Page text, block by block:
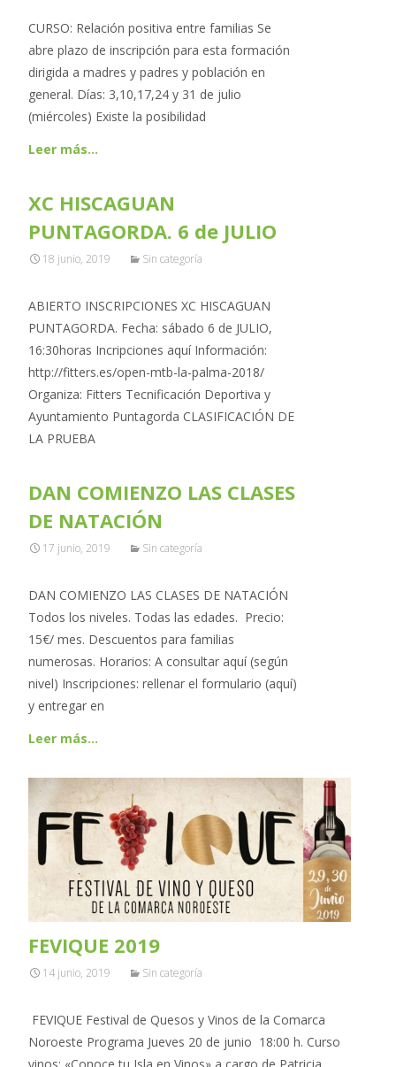
CURSO: Relación positiva entre familias Se
abre plazo de inscripción para esta formación
dirigida a madres y padres y población en
general. Días: 3,10,17,24 y 31 de julio
(miércoles) Existe la posibilidad
Leer más…
XC HISCAGUAN
PUNTAGORDA. 6 de JULIO
18 junio, 2019 Sin categoría
ABIERTO INSCRIPCIONES XC HISCAGUAN
PUNTAGORDA. Fecha: sábado 6 de JULIO,
16:30horas Incripciones aquí Información:
http://fitters.es/open-mtb-la-palma-2018/
Organiza: Fitters Tecnificación Deportiva y
Ayuntamiento Puntagorda CLASIFICACIÓN DE
LA PRUEBA
DAN COMIENZO LAS CLASES
DE NATACIÓN
17 junio, 2019 Sin categoría
DAN COMIENZO LAS CLASES DE NATACIÓN
Todos los niveles. Todas las edades. Precio:
15€/ mes. Descuentos para familias
numerosas. Horarios: A consultar aquí (según
nivel) Inscripciones: rellenar el formulario (aquí)
y entregar en
Leer más…
FEVIQUE 2019
14 junio, 2019 Sin categoría
FEVIQUE Festival de Quesos y Vinos de la Comarca
Noroeste Programa Jueves 20 de junio 18:00 h. Curso